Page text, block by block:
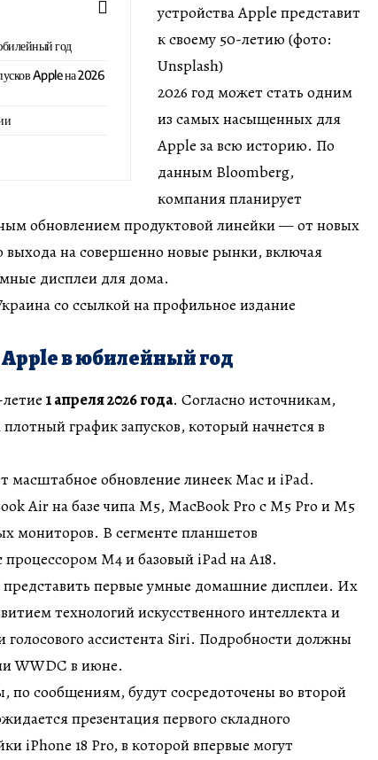
год
Apple на 2026
устройства Apple представит
к своему 50-летию (фото:
Unsplash)
2026 год может стать одним
из самых насыщенных для
Apple за всю историю. По
данным Bloomberg,
компания планирует
обновлением продуктовой линейки — от новых
выхода на совершенно новые рынки, включая
дисплеи для дома.
со ссылкой на профильное издание
Apple в юбилейный год
1 апреля 2026 года. Согласно источникам,
график запусков, который начнется в
масштабное обновление линеек Mac и iPad.
Air на базе чипа M5, MacBook Pro с M5 Pro и M5
мониторов. В сегменте планшетов
M4 и базовый iPad на A18.
первые умные домашние дисплеи. Их
технологий искусственного интеллекта и
голосового ассистента Siri. Подробности должны
WWDC в июне.
по сообщениям, будут сосредоточены во второй
презентация первого складного
iPhone 18 Pro, в которой впервые могут